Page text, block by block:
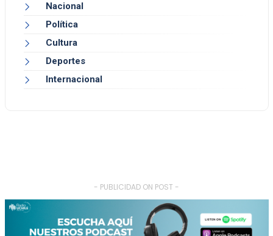
Nacional
Política
Cultura
Deportes
Internacional
- PUBLICIDAD ON POST -